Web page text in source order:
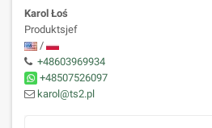
Karol Łoś
Produktsjef
/
+48603969934
+48507526097
karol@ts2.pl